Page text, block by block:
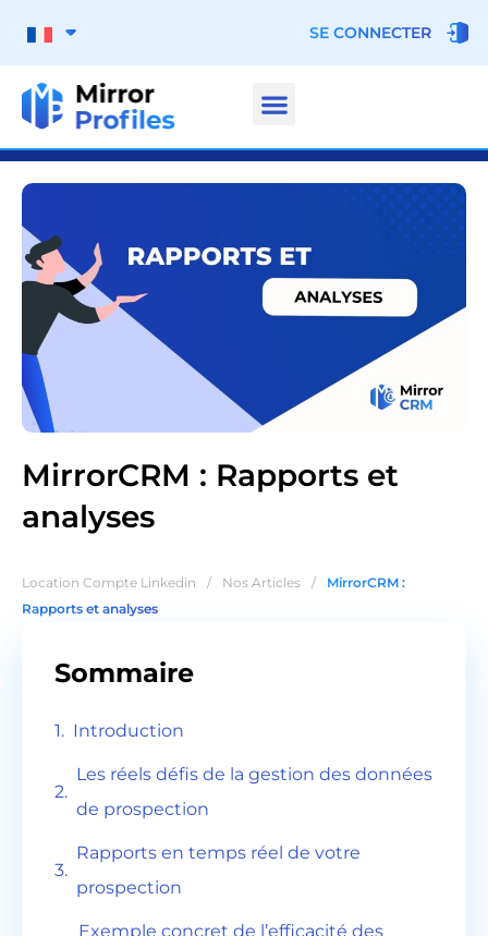
SE CONNECTER
MirrorCRM : Rapports et
analyses
Location Compte Linkedin / Nos Articles /
MirrorCRM :
Rapports et analyses
Sommaire
Introduction
Les réels défis de la gestion des données
de prospection
Rapports en temps réel de votre
prospection
Exemple concret de l’efficacité des